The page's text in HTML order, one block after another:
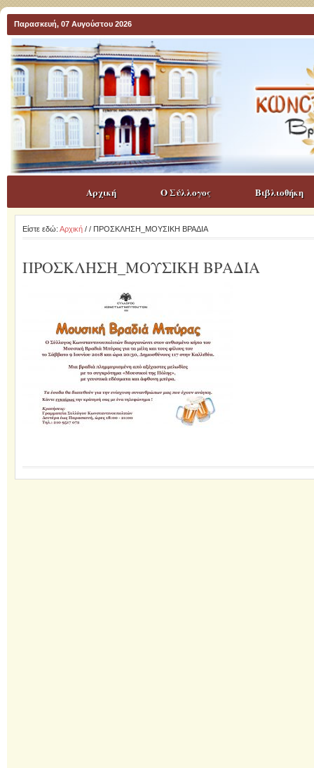
Παρασκευή, 07 Αυγούστου 2026
Αρχική Ο Σύλλογος Βιβλιοθήκη
Είστε εδώ: Αρχική/ / ΠΡΟΣΚΛΗΣΗ_ΜΟΥΣΙΚΗ ΒΡΑΔΙΑ
ΠΡΟΣΚΛΗΣΗ_ΜΟΥΣΙΚΗ ΒΡΑΔΙΑ